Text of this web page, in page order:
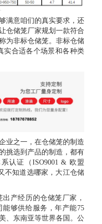
意咱们的真实要求，还
仓储笼厂家规划一款符合
为非标仓储笼。非标仓储
实合适各个场景和各种类
之一，在仓储笼的制造
挑选到产品的制造，都有
认证（ISO9001 & 欧盟
不知道选哪家，大江仓储
产经历的仓储笼厂家，
能够供给服务，年产能75
、东南亚等世界各国。公